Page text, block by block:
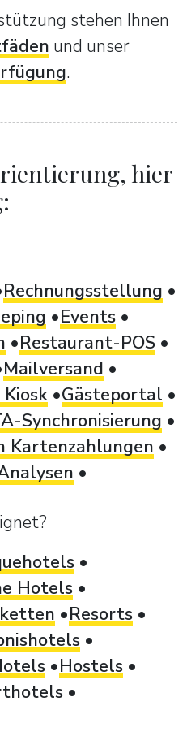
stehen Ihnen
und unser
.
hier
Rechnungsstellung
Events
Restaurant-POS
Mailversand
Gästeportal
Synchronisierung
Kartenzahlungen
Hotels
Resorts
Hostels